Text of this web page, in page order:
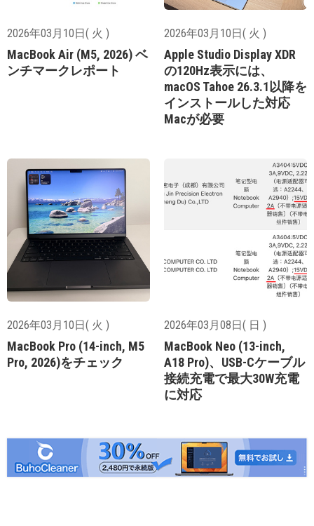
2026年03月10日( 火 )
MacBook Air (M5, 2026) ベ
ンチマークレポート
2026年03月10日( 火 )
Apple Studio Display XDR
の120Hz表示には、
macOS Tahoe 26.3.1以降を
インストールした対応
Macが必要
2026年03月10日( 火 )
MacBook Pro (14-inch, M5
Pro, 2026)をチェック
2026年03月08日( 日 )
MacBook Neo (13-inch,
A18 Pro)、USB-Cケーブル
接続充電で最大30W充電
に対応